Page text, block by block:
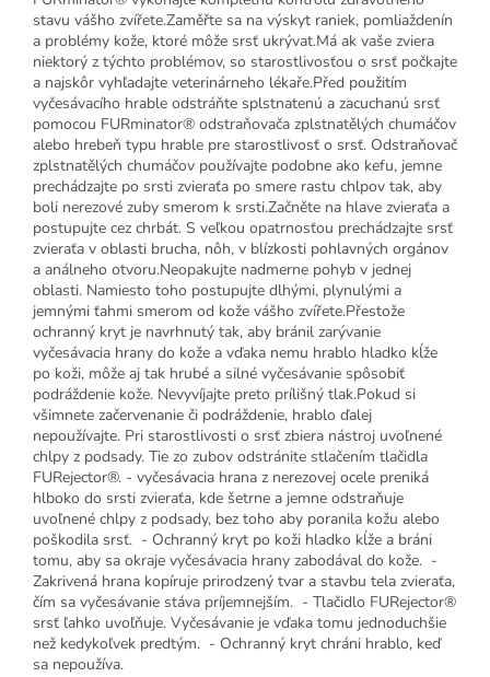
stavu vášho zvířete.Zaměřte sa na výskyt raniek, pomliaždenín
a problémy kože, ktoré môže srsť ukrývat.Má ak vaše zviera
niektorý z týchto problémov, so starostlivosťou o srsť počkajte
a najskôr vyhľadajte veterinárneho lékaře.Před použitím
vyčesávacího hrable odstráňte splstnatenú a zacuchanú srsť
pomocou FURminator® odstraňovača zplstnatělých chumáčov
alebo hrebeň typu hrable pre starostlivosť o srsť. Odstraňovač
zplstnatělých chumáčov používajte podobne ako kefu, jemne
prechádzajte po srsti zvieraťa po smere rastu chlpov tak, aby
boli nerezové zuby smerom k srsti.Začněte na hlave zvieraťa a
postupujte cez chrbát. S veľkou opatrnosťou prechádzajte srsť
zvieraťa v oblasti brucha, nôh, v blízkosti pohlavných orgánov
a análneho otvoru.Neopakujte nadmerne pohyb v jednej
oblasti. Namiesto toho postupujte dlhými, plynulými a
jemnými ťahmi smerom od kože vášho zvířete.Přestože
ochranný kryt je navrhnutý tak, aby bránil zarývanie
vyčesávacia hrany do kože a vďaka nemu hrablo hladko kĺže
po koži, môže aj tak hrubé a silné vyčesávanie spôsobiť
podráždenie kože. Nevyvíjajte preto prílišný tlak.Pokud si
všimnete začervenanie či podráždenie, hrablo ďalej
nepoužívajte. Pri starostlivosti o srsť zbiera nástroj uvoľnené
chlpy z podsady. Tie zo zubov odstránite stlačením tlačidla
FURejector®. - vyčesávacia hrana z nerezovej ocele preniká
hlboko do srsti zvieraťa, kde šetrne a jemne odstraňuje
uvoľnené chlpy z podsady, bez toho aby poranila kožu alebo
poškodila srsť. - Ochranný kryt po koži hladko kĺže a bráni
tomu, aby sa okraje vyčesávacia hrany zabodával do kože. -
Zakrivená hrana kopíruje prirodzený tvar a stavbu tela zvieraťa,
čím sa vyčesávanie stáva príjemnejším. - Tlačidlo FURejector®
srsť ľahko uvoľňuje. Vyčesávanie je vďaka tomu jednoduchšie
než kedykoľvek predtým. - Ochranný kryt chráni hrablo, keď
sa nepoužíva.